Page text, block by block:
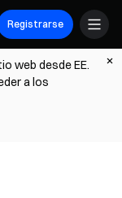
Registrarse
web desde EE.
a los